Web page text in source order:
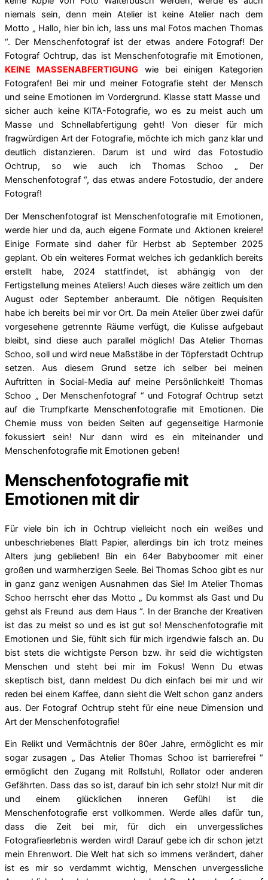
niemals sein, denn mein Atelier ist keine Atelier nach dem
Motto „ Hallo, hier bin ich, lass uns mal Fotos machen Thomas
“. Der Menschenfotograf ist der etwas andere Fotograf! Der
Fotograf Ochtrup, das ist Menschenfotografie mit Emotionen,
KEINE MASSENABFERTIGUNG wie bei einigen Kategorien
Fotografen! Bei mir und meiner Fotografie steht der Mensch
und seine Emotionen im Vordergrund. Klasse statt Masse und
sicher auch keine KITA-Fotografie, wo es zu meist auch um
Masse und Schnellabfertigung geht! Von dieser für mich
fragwürdigen Art der Fotografie, möchte ich mich ganz klar und
deutlich distanzieren. Darum ist und wird das Fotostudio
Ochtrup, so wie auch ich Thomas Schoo „ Der
Menschenfotograf “, das etwas andere Fotostudio, der andere
Fotograf!
Der Menschenfotograf ist Menschenfotografie mit Emotionen,
werde hier und da, auch eigene Formate und Aktionen kreiere!
Einige Formate sind daher für Herbst ab September 2025
geplant. Ob ein weiteres Format welches ich gedanklich bereits
erstellt habe, 2024 stattfindet, ist abhängig von der
Fertigstellung meines Ateliers! Auch dieses wäre zeitlich um den
August oder September anberaumt. Die nötigen Requisiten
habe ich bereits bei mir vor Ort. Da mein Atelier über zwei dafür
vorgesehene getrennte Räume verfügt, die Kulisse aufgebaut
bleibt, sind diese auch parallel möglich! Das Atelier Thomas
Schoo, soll und wird neue Maßstäbe in der Töpferstadt Ochtrup
setzen. Aus diesem Grund setze ich selber bei meinen
Auftritten in Social-Media auf meine Persönlichkeit! Thomas
Schoo „ Der Menschenfotograf “ und Fotograf Ochtrup setzt
auf die Trumpfkarte Menschenfotografie mit Emotionen. Die
Chemie muss von beiden Seiten auf gegenseitige Harmonie
fokussiert sein! Nur dann wird es ein miteinander und
Menschenfotografie mit Emotionen geben!
Menschenfotografie mit
Emotionen mit dir
Für viele bin ich in Ochtrup vielleicht noch ein weißes und
unbeschriebenes Blatt Papier, allerdings bin ich trotz meines
Alters jung geblieben! Bin ein 64er Babyboomer mit einer
großen und warmherzigen Seele. Bei Thomas Schoo gibt es nur
in ganz ganz wenigen Ausnahmen das Sie! Im Atelier Thomas
Schoo herrscht eher das Motto „ Du kommst als Gast und Du
gehst als Freund aus dem Haus “. In der Branche der Kreativen
ist das zu meist so und es ist gut so! Menschenfotografie mit
Emotionen und Sie, fühlt sich für mich irgendwie falsch an. Du
bist stets die wichtigste Person bzw. ihr seid die wichtigsten
Menschen und steht bei mir im Fokus! Wenn Du etwas
skeptisch bist, dann meldest Du dich einfach bei mir und wir
reden bei einem Kaffee, dann sieht die Welt schon ganz anders
aus. Der Fotograf Ochtrup steht für eine neue Dimension und
Art der Menschenfotografie!
Ein Relikt und Vermächtnis der 80er Jahre, ermöglicht es mir
sogar zusagen „ Das Atelier Thomas Schoo ist barrierefrei “
ermöglicht den Zugang mit Rollstuhl, Rollator oder anderen
Gefährten. Dass das so ist, darauf bin ich sehr stolz! Nur mit dir
und einem glücklichen inneren Gefühl ist die
Menschenfotografie erst vollkommen. Werde alles dafür tun,
dass die Zeit bei mir, für dich ein unvergessliches
Fotografieerlebnis werden wird! Darauf gebe ich dir schon jetzt
mein Ehrenwort. Die Welt hat sich so immens verändert, daher
ist es mir so verdammt wichtig, Menschen unvergessliche